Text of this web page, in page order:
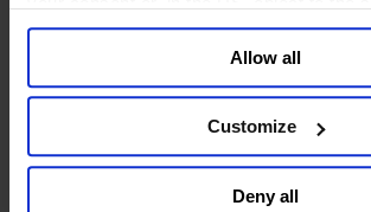
your data for targeted advertising, by
Sell or Share My Personal Information” in
the website. You must opt-out of each
browser. For additional information and
general collection and use of personal
Allow all
Customize
Deny all
投資銀行及びマーケット
金融テクノロジー（フィンテック）
サービス
ビジネスサービス
プロフェッショナルサービス
ホスピタリティ、旅行・レジャー